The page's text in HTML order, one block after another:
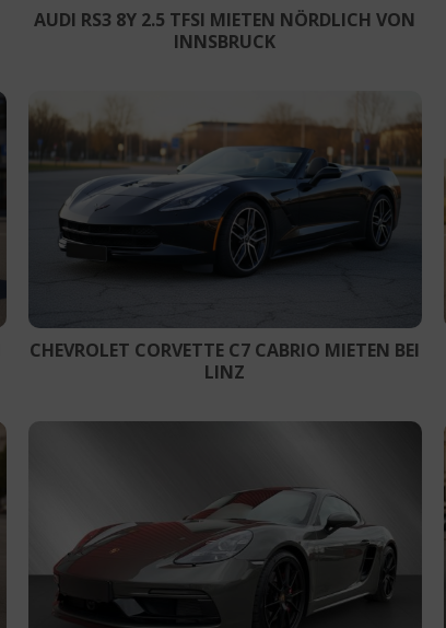
AUDI RS3 8Y 2.5 TFSI MIETEN NÖRDLICH VON
INNSBRUCK
CHEVROLET CORVETTE C7 CABRIO MIETEN BEI
LINZ